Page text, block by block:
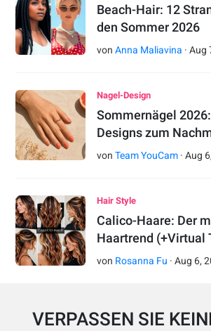
Beach-Hair: 12
den Sommer 2026
vonAnna Maliavina ·Aug
Nagel-Design
Sommernägel
Designs zum
vonTeam YouCam ·Aug 6
Hair Style
Calico-Haare: Der
Haartrend (+Virtual
von Rosanna Fu ·Aug 6,
VERPASSEN SIE